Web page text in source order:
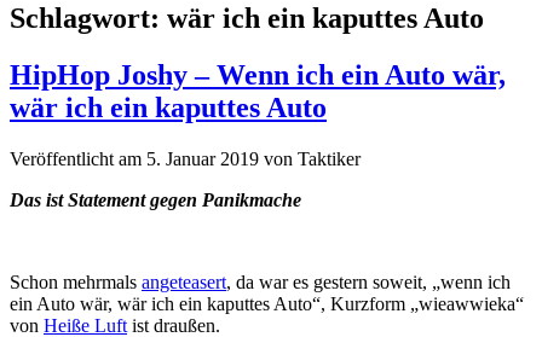
Schlagwort: wär ich ein kaputtes Auto
HipHop Joshy – Wenn ich ein Auto wär,
wär ich ein kaputtes Auto
Veröffentlicht am 5. Januar 2019 von Taktiker
Das ist Statement gegen Panikmache
Schon mehrmals angeteasert, da war es gestern soweit, „wenn ich
ein Auto wär, wär ich ein kaputtes Auto“, Kurzform „wieawwieka“
von Heiße Luft ist draußen.